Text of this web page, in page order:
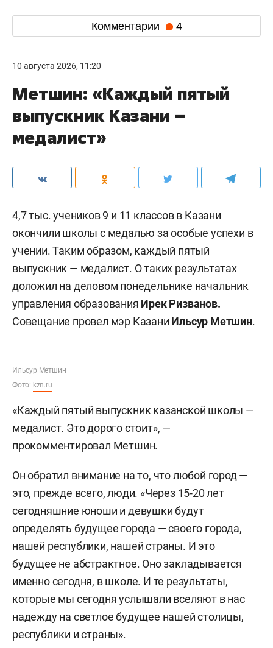
Комментарии 4
10 августа 2026, 11:20
Метшин: «Каждый пятый
выпускник Казани –
медалист»
4,7 тыс. учеников 9 и 11 классов в Казани
окончили школы с медалью за особые успехи в
учении. Таким образом, каждый пятый
выпускник — медалист. О таких результатах
доложил на деловом понедельнике начальник
управления образования Ирек Ризванов.
Совещание провел мэр Казани Ильсур Метшин.
Ильсур Метшин
Фото: kzn.ru
«Каждый пятый выпускник казанской школы —
медалист. Это дорого стоит», —
прокомментировал Метшин.
Он обратил внимание на то, что любой город —
это, прежде всего, люди. «Через 15-20 лет
сегодняшние юноши и девушки будут
определять будущее города — своего города,
нашей республики, нашей страны. И это
будущее не абстрактное. Оно закладывается
именно сегодня, в школе. И те результаты,
которые мы сегодня услышали вселяют в нас
надежду на светлое будущее нашей столицы,
республики и страны».